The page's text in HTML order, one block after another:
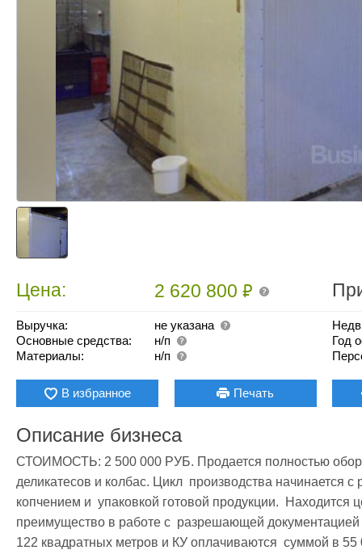
Цена: 2 620 800₽
Выручка:
не указана
Основные средства:
н/п
Материалы:
н/п
Год
В избранное Печать
Описание бизнеса
СТОИМОСТЬ: 2 500 000 РУБ. Продается полностью
деликатесов и колбас. Цикл  производства начинается с
копчением и  упаковкой готовой продукции.  Находится
преимущество в работе с  разрешающей
122 квадратных метров и КУ оплачиваются  суммой в